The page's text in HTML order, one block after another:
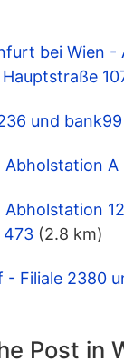
bei Wien -
und bank99
A
473 (2.8 km)
Filiale 2380
Post in